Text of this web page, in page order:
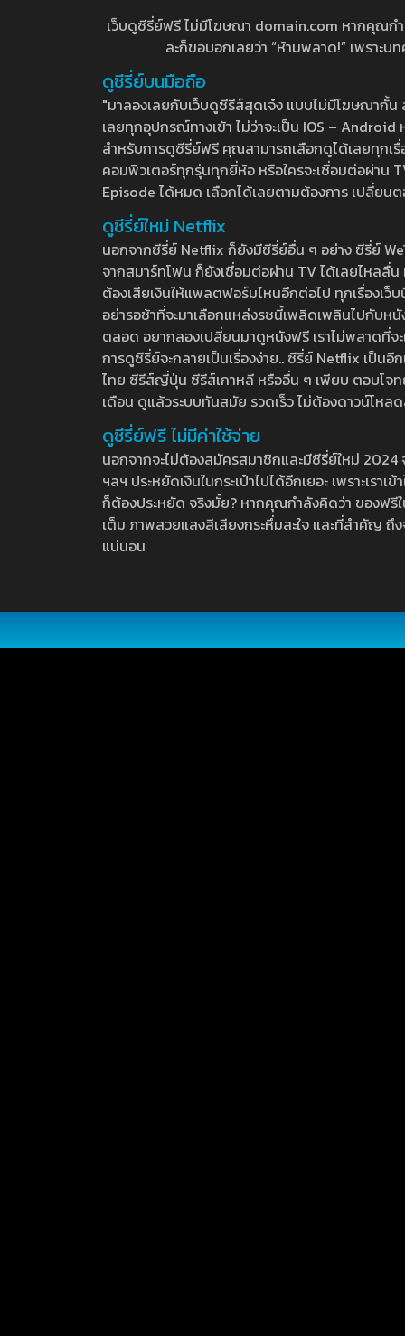
เว็บดูซีรี่ย์ฟรี ไม่มีโฆษณา domain.com หากคุณก
ละก็ขอบอกเลยว่า “ห้ามพลาด!” เพราะ
ดูซีรี่ย์บนมือถือ
"มาลองเลยกับเว็บดูซีรีส์สุดเจ๋ง แบบไม่มีโฆษณากั้
เลยทุกอุปกรณ์ทางเข้า ไม่ว่าจะเป็น IOS –
สำหรับการดูซีรี่ย์ฟรี คุณสามารถเลือกดูได้เลยทุกเ
คอมพิวเตอร์ทุกรุ่นทุกยี่ห้อ หรือใครจะเชื่อมต่อผ่าน
Episode ได้หมด เลือกได้เลยตามต้องการ เปลี่ยน
ดูซีรี่ย์ใหม่ Netflix
นอกจากซีรี่ย์ Netflix ก็ยังมีซีรี่ย์อื่น ๆ อย่าง ซีรี่ย์
จากสมาร์ทโฟน ก็ยังเชื่อมต่อผ่าน TV ได้เลยไหลลื่
ต้องเสียเงินให้แพลตฟอร์มไหนอีกต่อไป ทุกเรื่องเว็
อย่ารอช้าที่จะมาเลือกแหล่งรชนี้เพลิดเพลินไปกับห
ตลอด อยากลองเปลี่ยนมาดูหนังฟรี เราไม่พลาดที่
การดูซีรี่ย์จะกลายเป็นเรื่องง่าย.. ซีรี่ย์ Netflix เป็น
ไทย ซีรีส์ญี่ปุ่น ซีรีส์เกาหลี หรืออื่น ๆ เพียบ ตอบโจท
เดือน ดูแล้วระบบทันสมัย รวดเร็ว ไม่ต้องดาวน์โห
ดูซีรี่ย์ฟรี ไม่มีค่าใช้จ่าย
นอกจากจะไม่ต้องสมัครสมาชิกและมีซีรี่ย์ใหม่
ฯลฯ ประหยัดเงินในกระเป๋าไปได้อีกเยอะ เพราะเร
ก็ต้องประหยัด จริงมั้ย? หากคุณกำลังคิดว่า ของฟ
เต็ม ภาพสวยแสงสีเสียงกระหึ่มสะใจ และที่สำคัญ
แน่นอน